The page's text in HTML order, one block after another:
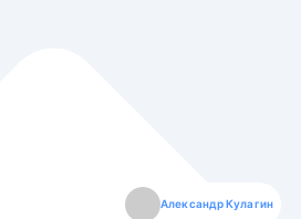
Александр Кулагин
Даниил Макаров
Екатерина Лазаренко
Борис Кашко
Юлия Изоитко